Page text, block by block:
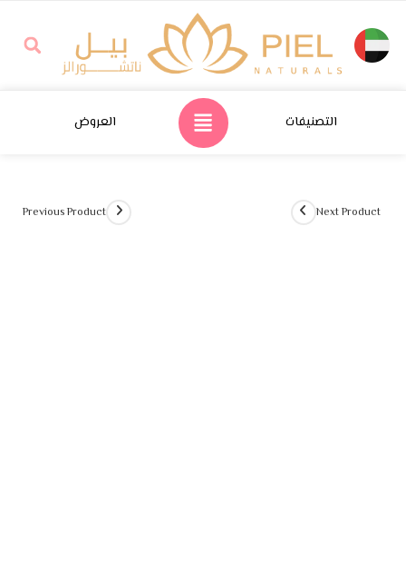
التصنيفات العروض
Previous Product Next Product